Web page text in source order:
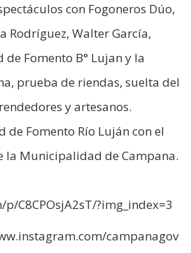
con Fogoneros Dúo,
Rodríguez, Walter García,
de Fomento B° Lujan y la
prueba de riendas, suelta del
y artesanos.
de Fomento Río Luján con el
la Municipalidad de Campana.
C8CPOsjA2sT/?img_index=3
campanagov